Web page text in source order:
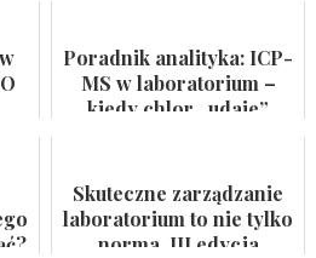
Poradnik analityka: ICP-
MS w laboratorium –
kiedy chlor „udaje”
Skuteczne zarządzanie
laboratorium to nie tylko
norma. III edycja